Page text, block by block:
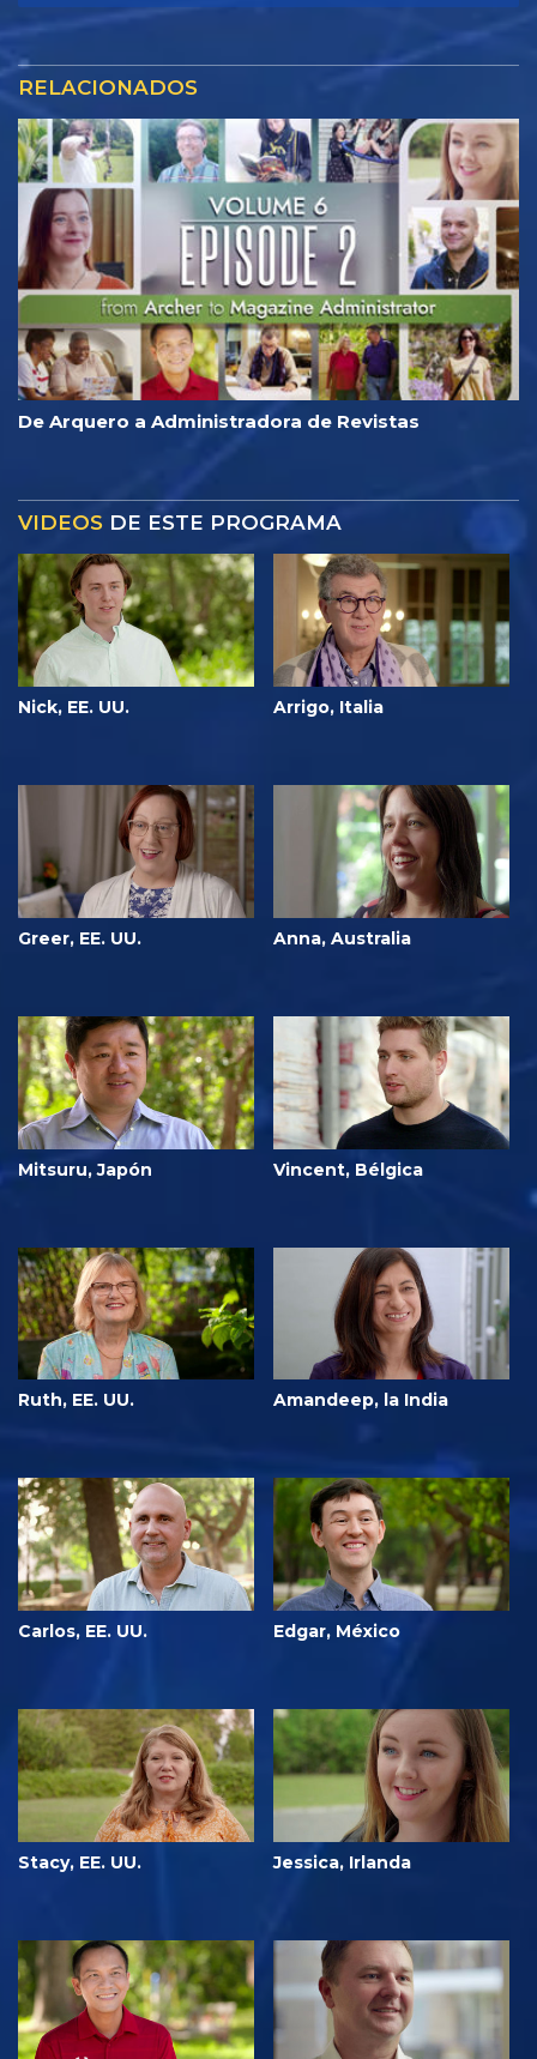
RELACIONADOS
De Arquero a Administradora de Revistas
VIDEOS DE ESTE PROGRAMA
Nick, EE. UU. Arrigo, Italia
Greer, EE. UU. Anna, Australia
Mitsuru, Japón Vincent, Bélgica
Ruth, EE. UU. Amandeep, la India
Carlos, EE. UU. Edgar, México
Stacy, EE. UU. Jessica, Irlanda